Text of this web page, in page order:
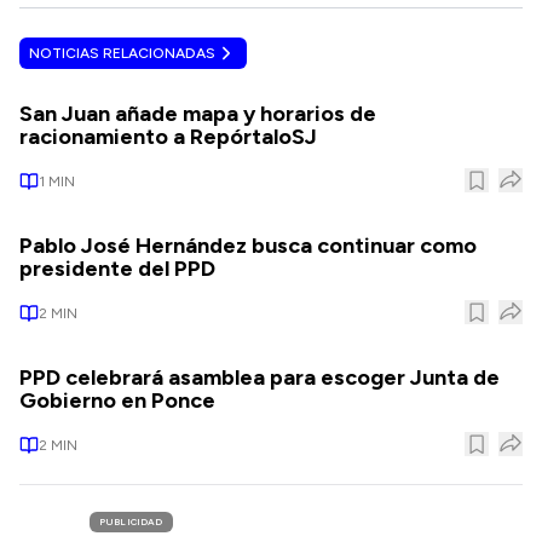
NOTICIAS RELACIONADAS
San Juan añade mapa y horarios de
racionamiento a RepórtaloSJ
1 MIN
Pablo José Hernández busca continuar como
presidente del PPD
2 MIN
PPD celebrará asamblea para escoger Junta de
Gobierno en Ponce
2 MIN
PUBLICIDAD